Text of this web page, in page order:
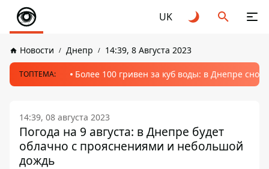
UK
Новости Днепр 14:39, 8 Августа 2023
ТОПТЕМА: Более 100 гривен за куб воды: в Днепре
14:39, 08 августа 2023
Погода на 9 августа: в Днепре будет
облачно с прояснениями и небольшой
дождь